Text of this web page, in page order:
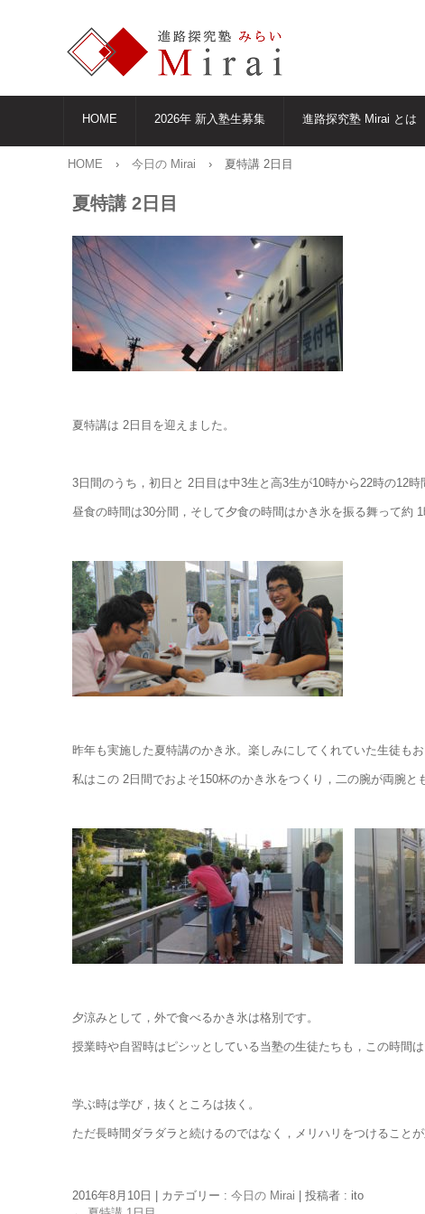
HOME 2026年 新入塾生募集 進路探究塾 Mirai とは
HOME › 今日の Mirai › 夏特講 2日目
夏特講 2日目
夏特講は 2日目を迎えました。
3日間のうち，初日と 2日目は中3生と高3生が10時から22時の12
昼食の時間は30分間，そして夕食の時間はかき氷を振る舞って約
昨年も実施した夏特講のかき氷。楽しみにしてくれていた生徒も
私はこの 2日間でおよそ150杯のかき氷をつくり，二の腕が両腕と
夕涼みとして，外で食べるかき氷は格別です。
授業時や自習時はピシッとしている当塾の生徒たちも，この時間
学ぶ時は学び，抜くところは抜く。
ただ長時間ダラダラと続けるのではなく，メリハリをつけることが
2016年8月10日 カテゴリー : 今日の Mirai
投稿者 : ito